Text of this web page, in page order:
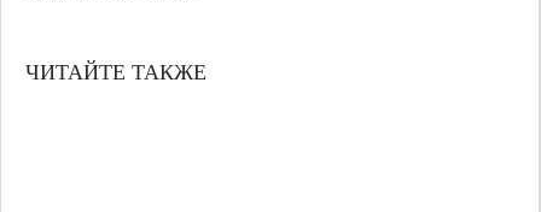
ЧИТАЙТЕ ТАКЖЕ